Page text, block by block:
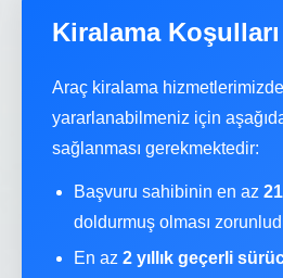
Kiralama Koşulları
Araç kiralama
yararlanabilmeniz için
sağlanması gerekmektedir:
Başvuru sahibinin en az
doldurmuş olması
En az 2 yıllık geçerli